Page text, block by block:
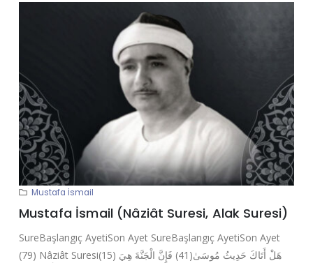
Mustafa İsmail
Mustafa İsmail (Nâziât Suresi, Alak Suresi)
SureBaşlangıç AyetiSon Ayet SureBaşlangıç AyetiSon Ayet
(79) Nâziât Suresi(15) هَلْ أَتَاكَ حَدِيثُ مُوسَىٰ(41) فَإِنَّ الْجَنَّةَ هِيَ